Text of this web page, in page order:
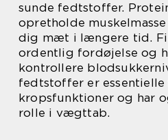
sunde fedtstoffer.
opretholde
dig mæt i længere tid.
ordentlig fordøjelse og
kontrollere
fedtstoffer er
kropsfunktioner og har
rolle i vægttab.